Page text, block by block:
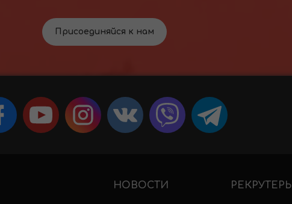
Присоединяйся к нам
НОВОСТИ РЕКРУТЕРЫ